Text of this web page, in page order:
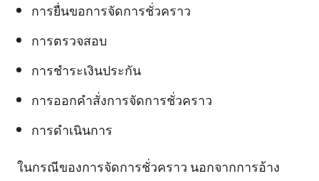
การยื่นขอการจัดการชั่วคราว
การตรวจสอบ
การชำระเงินประกัน
การออกคำสั่งการจัดการชั่วคราว
การดำเนินการ
ในกรณีของการจัดการชั่วคราว นอกจากการอ้าง